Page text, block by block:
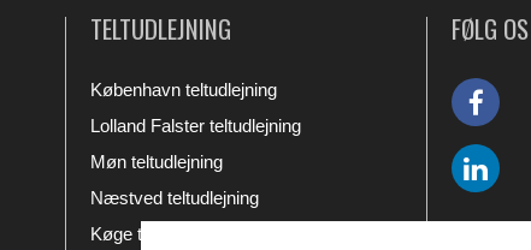
TELTUDLEJNING
København teltudlejning
Lolland Falster teltudlejning
Møn teltudlejning
Næstved teltudlejning
Køge teltudlejning
FØLG OS